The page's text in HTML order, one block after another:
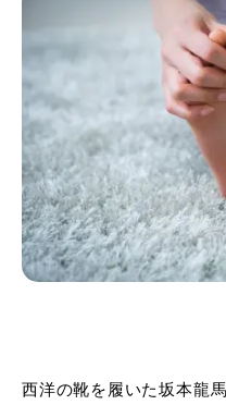
西洋の靴を履いた坂本龍